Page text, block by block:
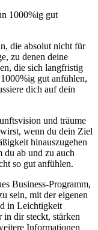
1000%ig gut
die absolut nicht für
zu denen deine
die sich langfristig
gut anfühlen,
dich auf dein
und träume
wenn du dein Ziel
hinauszugehen
du ab und zu auch
so gut anfühlen.
Business-Programm,
sein, mit der eigenen
in Leichtigkeit
dir steckt, stärken
Informationen